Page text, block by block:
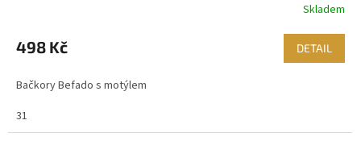
Skladem
498 Kč DETAIL
Bačkory Befado s motýlem
31